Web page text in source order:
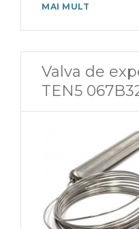
MAI MULT
Valva de
TEN5